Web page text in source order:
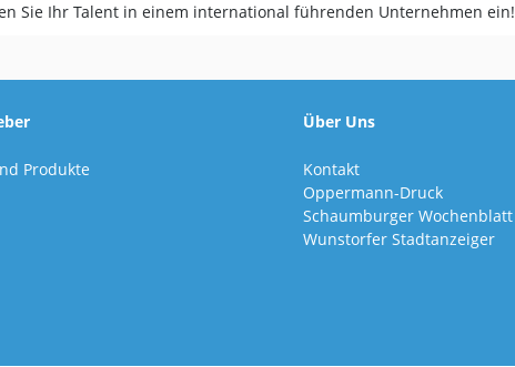
Sie Ihr Talent in einem international führenden Unternehmen ein!
Produkte
Über Uns
Kontakt
Oppermann-Druck
Schaumburger Wochenblatt
Wunstorfer Stadtanzeiger